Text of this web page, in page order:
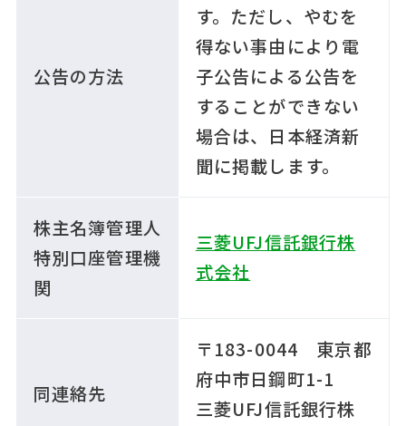
公告の方法
す。ただし、やむを
得ない事由により電
子公告による公告を
することができない
場合は、日本経済新
聞に掲載します。
株主名簿管理人
特別口座管理機
関
三菱UFJ信託銀行株
式会社
同連絡先
〒183-0044 東京都
府中市日鋼町1-1
三菱UFJ信託銀行株